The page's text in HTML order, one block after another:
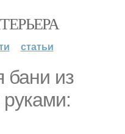
статьи
бани из